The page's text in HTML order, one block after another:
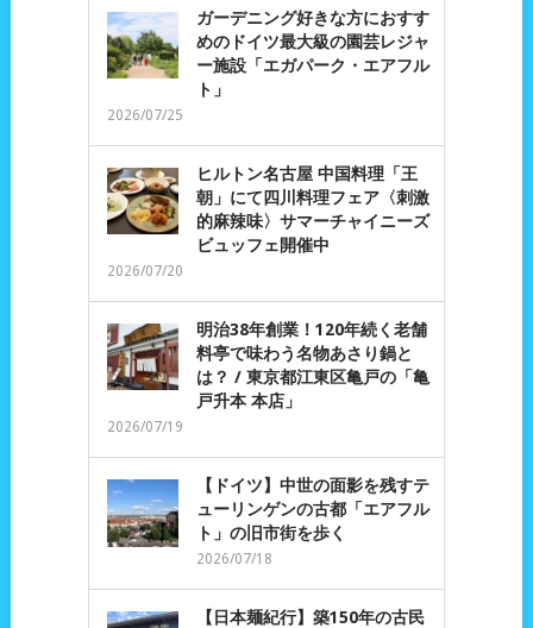
ガーデニング好きな方におすす
めのドイツ最大級の園芸レジャ
ー施設「エガパーク・エアフル
ト」
2026/07/25
ヒルトン名古屋 中国料理「王
朝」にて四川料理フェア〈刺激
的麻辣味〉サマーチャイニーズ
ビュッフェ開催中
2026/07/20
明治38年創業！120年続く老舗
料亭で味わう名物あさり鍋と
は？ / 東京都江東区亀戸の「亀
戸升本 本店」
2026/07/19
【ドイツ】中世の面影を残すテ
ューリンゲンの古都「エアフル
ト」の旧市街を歩く
2026/07/18
【日本麺紀行】築150年の古民